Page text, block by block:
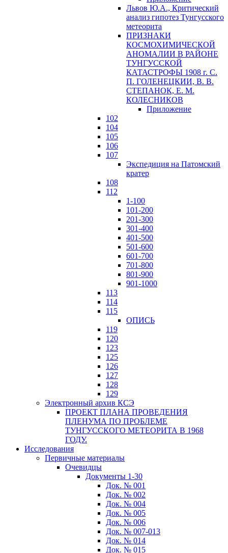
Львов Ю.A., Критический
анализ гипотез Тунгусского
метеорита
ПРИЗНАКИ
КОСМОХИМИЧЕСКОЙ
АНОМАЛИИ В РАЙОНЕ
ТУНГУССКОЙ
КАТАСТРОФЫ 1908 г. С.
П. ГОЛЕНЕЦКИИ, В. В.
СТЕПАНОК, Е. М.
КОЛЕСНИКОВ
Приложение
102
104
105
106
107
Экспедиция на Патомский
кратер
108
112
1-100
101-200
201-300
301-400
401-500
501-600
601-700
701-800
801-900
901-1000
113
114
115
ОПИСЬ
119
120
123
125
126
127
128
129
Электронный архив КСЭ
ПРОЕКТ ПЛАНА ПРОВЕДЕНИЯ
ПЛЕНУМА ПО ПРОБЛЕМЕ
ТУНГУССКОГО МЕТЕОРИТА В 1968
ГОДУ.
Исследования
Первичные материалы
Очевидцы
Документы 1-30
Док. № 001
Док. № 002
Док. № 004
Док. № 005
Док. № 006
Док. № 007-013
Док. № 014
Док. № 015